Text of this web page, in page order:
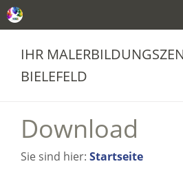
IHR
BIELEFELD
Download
Sie sind hier: Startseite